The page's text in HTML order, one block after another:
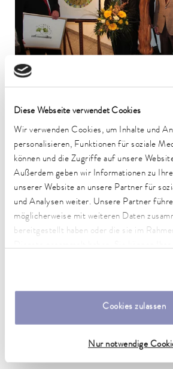
Diese Webseite verwendet Cookies
Wir verwenden Cookies, um Inhalte und
personalisieren, Funktionen für soziale
können und die Zugriffe auf unsere
Außerdem geben wir Informationen zu
unserer Website an unsere Partner für
und Analysen weiter. Unsere Partner
möglicherweise mit weiteren Daten
bereitgestellt haben oder die sie im
Cookies zulassen
Nur notwendige
01.02.2017 - 31.03.2017
IN DANKBARKEIT
Atsuko und Kunihiko Kato
„Großer Bahnhof” in der LAUDA
Kunihiko Kato präsentierten ihre letzte
nach über 40 Jahren in Deutschland in
zurückkehren. Eine hochkarätige
Gunther Wobser die aktuelle
Atsuko und der Skulpturen von Kunihiko
die erste Ausstellung 1998 - damals
Besucherrekord - und einen
auch Dr. Gunther Wobser sagte dem
„40 Jahre Taubertal”. „Eine geheime
und Kunihiko Kato zu einem Stück